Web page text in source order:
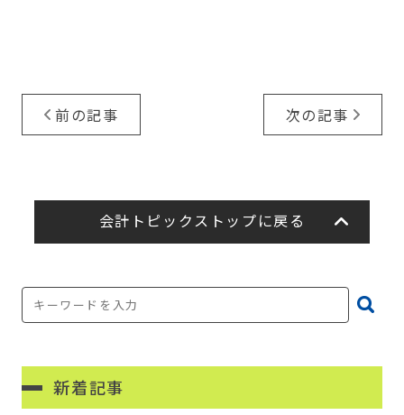
前の記事 次の記事
会計トピックストップに戻る
新着記事